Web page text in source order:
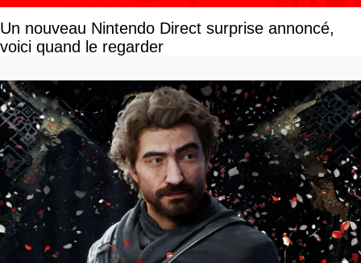
Un nouveau Nintendo Direct surprise annoncé,
voici quand le regarder